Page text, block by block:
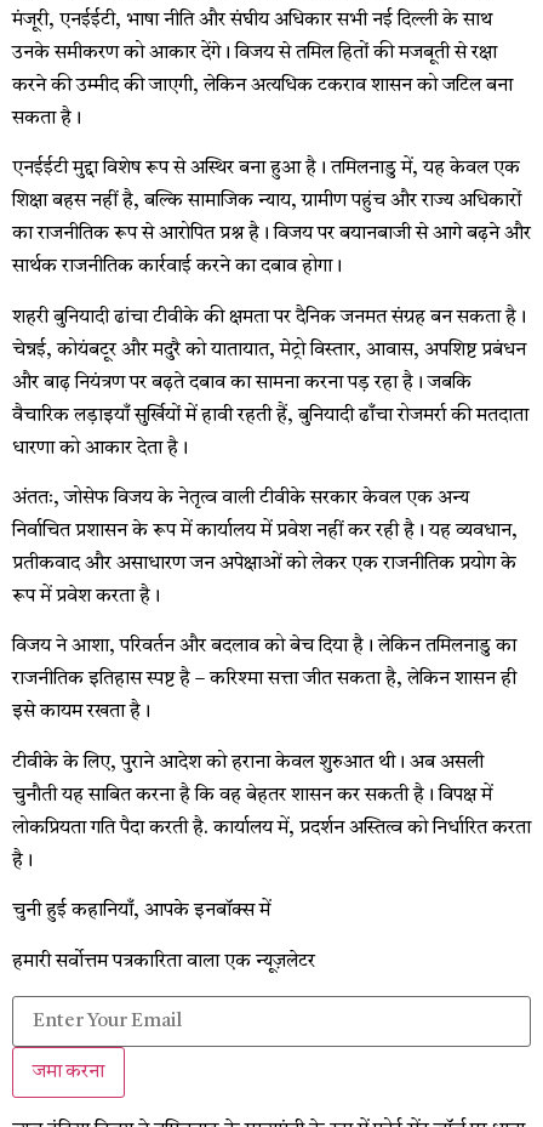
मंजूरी, एनईईटी, भाषा नीति और संघीय अधिकार सभी नई दिल्ली के साथ
उनके समीकरण को आकार देंगे। विजय से तमिल हितों की मजबूती से रक्षा
करने की उम्मीद की जाएगी, लेकिन अत्यधिक टकराव शासन को जटिल बना
सकता है।
एनईईटी मुद्दा विशेष रूप से अस्थिर बना हुआ है। तमिलनाडु में, यह केवल एक
शिक्षा बहस नहीं है, बल्कि सामाजिक न्याय, ग्रामीण पहुंच और राज्य अधिकारों
का राजनीतिक रूप से आरोपित प्रश्न है। विजय पर बयानबाजी से आगे बढ़ने और
सार्थक राजनीतिक कार्रवाई करने का दबाव होगा।
शहरी बुनियादी ढांचा टीवीके की क्षमता पर दैनिक जनमत संग्रह बन सकता है।
चेन्नई, कोयंबटूर और मदुरै को यातायात, मेट्रो विस्तार, आवास, अपशिष्ट प्रबंधन
और बाढ़ नियंत्रण पर बढ़ते दबाव का सामना करना पड़ रहा है। जबकि
वैचारिक लड़ाइयाँ सुर्खियों में हावी रहती हैं, बुनियादी ढाँचा रोजमर्रा की मतदाता
धारणा को आकार देता है।
अंततः, जोसेफ विजय के नेतृत्व वाली टीवीके सरकार केवल एक अन्य
निर्वाचित प्रशासन के रूप में कार्यालय में प्रवेश नहीं कर रही है। यह व्यवधान,
प्रतीकवाद और असाधारण जन अपेक्षाओं को लेकर एक राजनीतिक प्रयोग के
रूप में प्रवेश करता है।
विजय ने आशा, परिवर्तन और बदलाव को बेच दिया है। लेकिन तमिलनाडु का
राजनीतिक इतिहास स्पष्ट है – करिश्मा सत्ता जीत सकता है, लेकिन शासन ही
इसे कायम रखता है।
टीवीके के लिए, पुराने आदेश को हराना केवल शुरुआत थी। अब असली
चुनौती यह साबित करना है कि वह बेहतर शासन कर सकती है। विपक्ष में
लोकप्रियता गति पैदा करती है. कार्यालय में, प्रदर्शन अस्तित्व को निर्धारित करता
है।
चुनी हुई कहानियाँ, आपके इनबॉक्स में
हमारी सर्वोत्तम पत्रकारिता वाला एक न्यूज़लेटर
जमा करना